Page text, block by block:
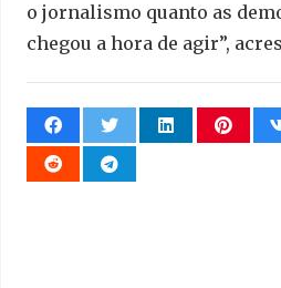
o jornalismo quanto as
chegou a hora de agir”,